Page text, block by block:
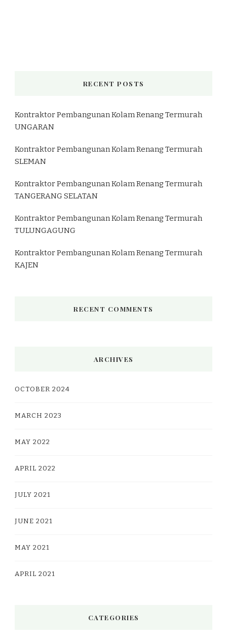
RECENT POSTS
Kontraktor Pembangunan Kolam Renang Termurah
UNGARAN
Kontraktor Pembangunan Kolam Renang Termurah
SLEMAN
Kontraktor Pembangunan Kolam Renang Termurah
TANGERANG SELATAN
Kontraktor Pembangunan Kolam Renang Termurah
TULUNGAGUNG
Kontraktor Pembangunan Kolam Renang Termurah
KAJEN
RECENT COMMENTS
ARCHIVES
OCTOBER 2024
MARCH 2023
MAY 2022
APRIL 2022
JULY 2021
JUNE 2021
MAY 2021
APRIL 2021
CATEGORIES